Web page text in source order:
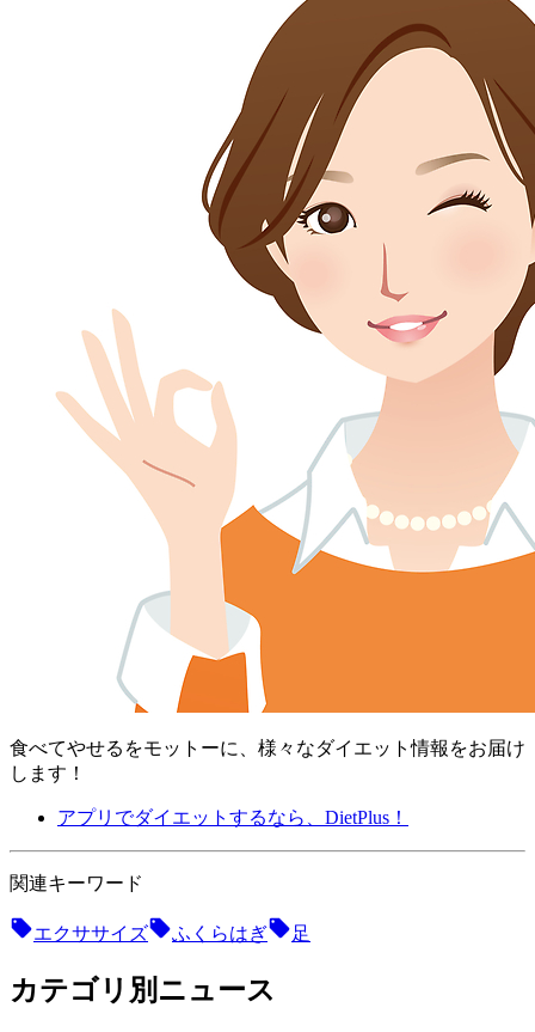
食べてやせるをモットーに、様々なダイエット情報をお届け
します！
アプリでダイエットするなら、DietPlus！
関連キーワード
エクササイズ ふくらはぎ 足
カテゴリ別ニュース